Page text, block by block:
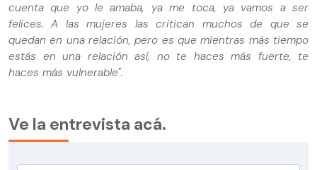
cuenta que yo le amaba, ya me toca, ya vamos a ser
felices. A las mujeres las critican muchos de que se
quedan en una relación, pero es que mientras más tiempo
estás en una relación así, no te haces más fuerte, te
haces más vulnerable".
Ve la entrevista acá.